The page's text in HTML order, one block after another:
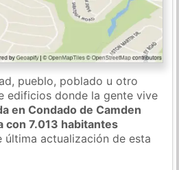
pueblo, poblado u otro
edificios donde la gente vive
en Condado de Camden
con 7.013 habitantes
última actualización de esta